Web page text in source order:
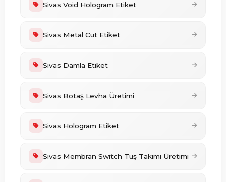
Sivas Void Hologram Etiket
Sivas Metal Cut Etiket
Sivas Damla Etiket
Sivas Botaş Levha Üretimi
Sivas Hologram Etiket
Sivas Membran Switch Tuş Takımı Üretimi